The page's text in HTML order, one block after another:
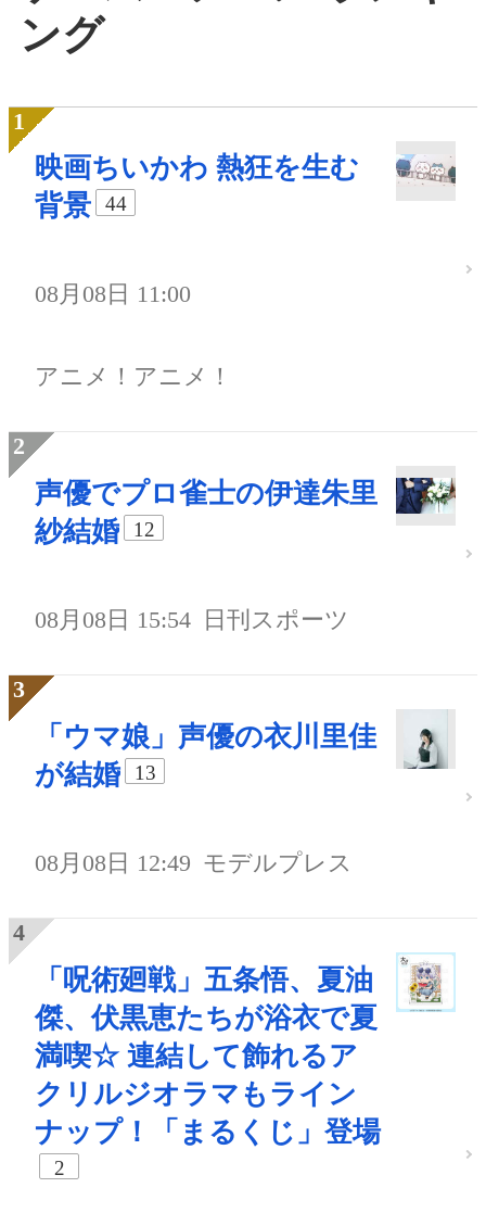
ング
映画ちいかわ 熱狂を生む
背景
44
08月08日 11:00
アニメ！アニメ！
声優でプロ雀士の伊達朱里
紗結婚
12
08月08日 15:54 日刊スポーツ
「ウマ娘」声優の衣川里佳
が結婚
13
08月08日 12:49 モデルプレス
「呪術廻戦」五条悟、夏油
傑、伏黒恵たちが浴衣で夏
満喫☆ 連結して飾れるア
クリルジオラマもライン
ナップ！「まるくじ」登場
2